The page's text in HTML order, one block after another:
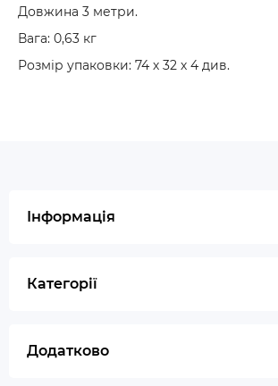
Довжина 3 метри.
Вага: 0,63 кг
Розмір упаковки: 74 х 32 х 4 див.
Інформація
Категорії
Додатково